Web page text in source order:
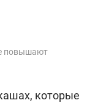
повышают
которые